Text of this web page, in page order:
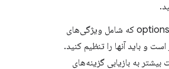
یک ویژگی options که شامل ویژگی‌های
و باید آنها را تنظیم کنید.
بیشتر به بازیابی گزینه‌های